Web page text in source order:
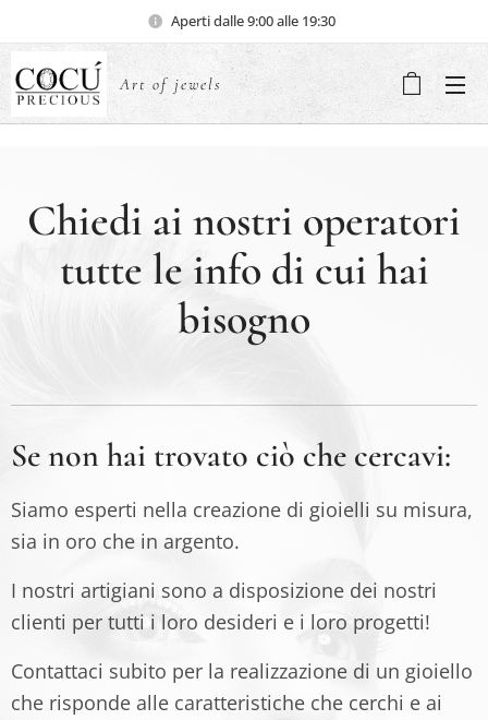
Aperti dalle 9:00 alle 19:30
Art of jewels
Chiedi ai nostri operatori
tutte le info di cui hai
bisogno
Se non hai trovato ciò che cercavi:
Siamo esperti nella creazione di gioielli su misura,
sia in oro che in argento.
I nostri artigiani sono a disposizione dei nostri
clienti per tutti i loro desideri e i loro progetti!
Contattaci subito per la realizzazione di un gioiello
che risponde alle caratteristiche che cerchi e ai